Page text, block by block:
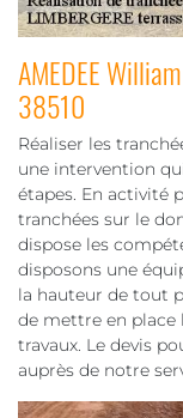
AMEDEE
38510
Réaliser les
une intervention
étapes. En activité
tranchées sur le
dispose les
disposons une
la hauteur de tout
de mettre en place
travaux. Le devis
auprès de notre